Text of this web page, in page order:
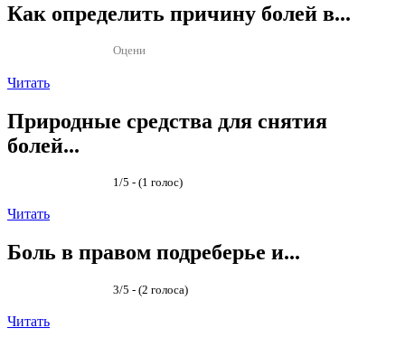
Как определить причину болей в...
Оцени
Читать
Природные средства для снятия
болей...
1/5 - (1 голос)
Читать
Боль в правом подреберье и...
3/5 - (2 голоса)
Читать